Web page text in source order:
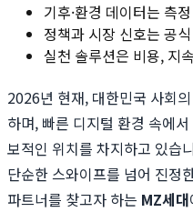
기후·환경 데이터는 측
정책과 시장 신호는 공
실천 솔루션은 비용, 지
2026년 현재, 대한민국 사회
하며, 빠른 디지털 환경 속에
보적인 위치를 차지하고 있습
단순한 스와이프를 넘어 진정
파트너를 찾고자 하는 MZ세대